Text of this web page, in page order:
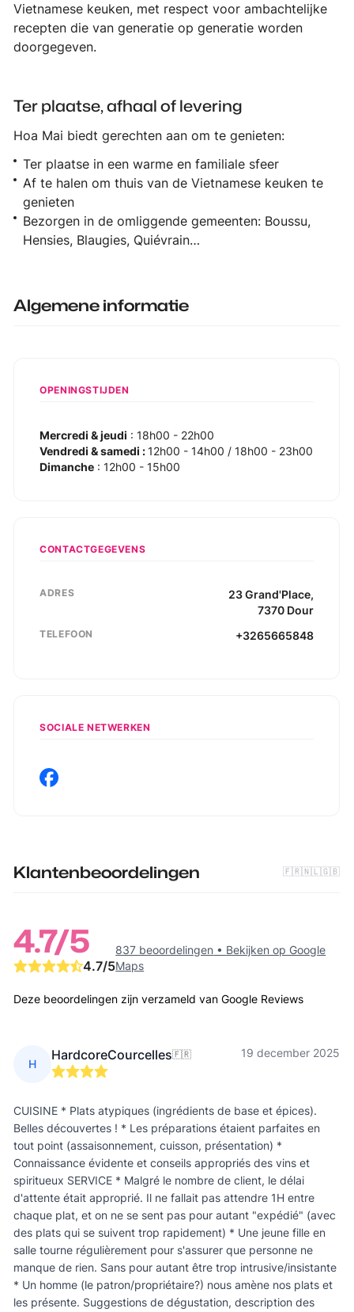
Vietnamese keuken, met respect voor ambachtelijke
recepten die van generatie op generatie worden
doorgegeven.
Ter plaatse, afhaal of levering
Hoa Mai biedt gerechten aan om te genieten:
Ter plaatse in een warme en familiale sfeer
Af te halen om thuis van de Vietnamese keuken te
genieten
Bezorgen in de omliggende gemeenten: Boussu,
Hensies, Blaugies, Quiévrain…
Algemene informatie
OPENINGSTIJDEN
Mercredi & jeudi : 18h00 - 22h00
Vendredi & samedi : 12h00 - 14h00 / 18h00 - 23h00
Dimanche : 12h00 - 15h00
CONTACTGEGEVENS
ADRES 23 Grand'Place,
7370 Dour
TELEFOON +3265665848
SOCIALE NETWERKEN
Klantenbeoordelingen 🇫🇷🇳🇱🇬🇧
4.7/5
4.7/5
837 beoordelingen • Bekijken op Google
Maps
Deze beoordelingen zijn verzameld van Google Reviews
H
HardcoreCourcelles🇫🇷 19 december 2025
CUISINE * Plats atypiques (ingrédients de base et épices).
Belles découvertes ! * Les préparations étaient parfaites en
tout point (assaisonnement, cuisson, présentation) *
Connaissance évidente et conseils appropriés des vins et
spiritueux SERVICE * Malgré le nombre de client, le délai
d'attente était approprié. Il ne fallait pas attendre 1H entre
chaque plat, et on ne se sent pas pour autant "expédié" (avec
des plats qui se suivent trop rapidement) * Une jeune fille en
salle tourne régulièrement pour s'assurer que personne ne
manque de rien. Sans pour autant être trop intrusive/insistante
* Un homme (le patron/propriétaire?) nous amène nos plats et
les présente. Suggestions de dégustation, description des